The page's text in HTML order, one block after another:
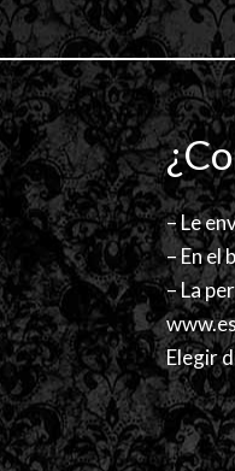
– Le
– En el
– La
Elegir